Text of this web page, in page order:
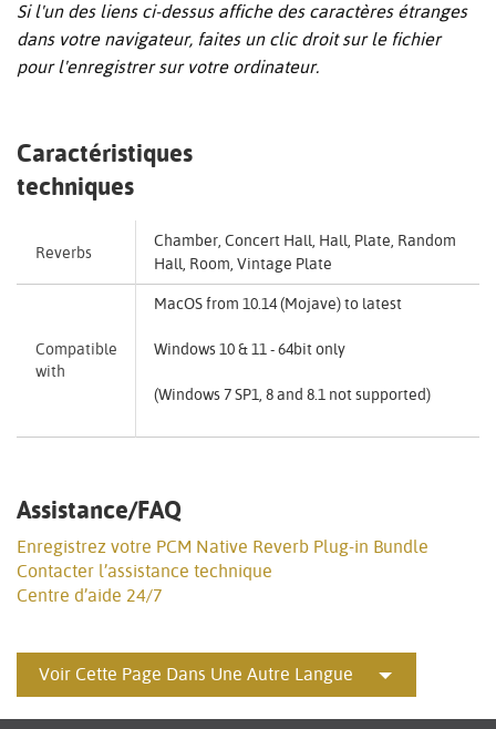
Si l'un des liens ci-dessus affiche des caractères étranges
dans votre navigateur, faites un clic droit sur le fichier
pour l'enregistrer sur votre ordinateur.
Caractéristiques
techniques
Reverbs
Chamber, Concert Hall, Hall, Plate, Random
Hall, Room, Vintage Plate
Compatible
with
MacOS from 10.14 (Mojave) to latest
Windows 10 & 11 - 64bit only
(Windows 7 SP1, 8 and 8.1 not supported)
Assistance/FAQ
Enregistrez votre PCM Native Reverb Plug-in Bundle
Contacter l’assistance technique
Centre d’aide 24/7
Voir Cette Page Dans Une Autre Langue